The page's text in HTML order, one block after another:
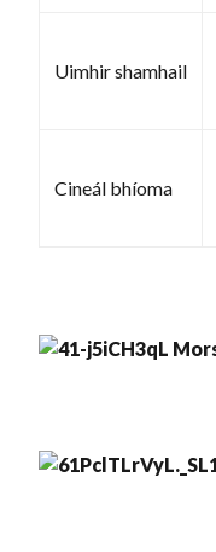
Uimhir shamhail
Cineál bhíoma